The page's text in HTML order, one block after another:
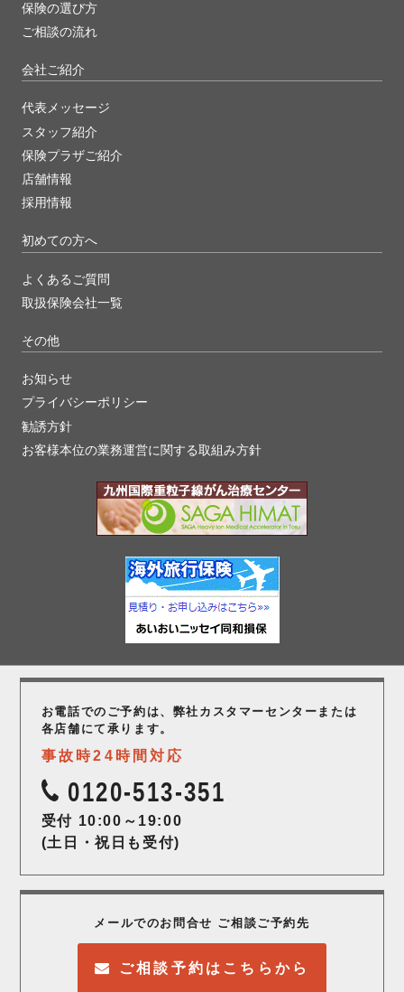
保険の選び方
ご相談の流れ
会社ご紹介
代表メッセージ
スタッフ紹介
保険プラザご紹介
店舗情報
採用情報
初めての方へ
よくあるご質問
取扱保険会社一覧
その他
お知らせ
プライバシーポリシー
勧誘方針
お客様本位の業務運営に関する取組み方針
お電話でのご予約は、弊社カスタマーセンター または
各店舗にて承ります。
事故時24時間対応
0120-513-351
受付 10:00～19:00
(土日・祝日も受付)
メールでのお問合せ ご相談ご予約先
ご相談予約はこちらから